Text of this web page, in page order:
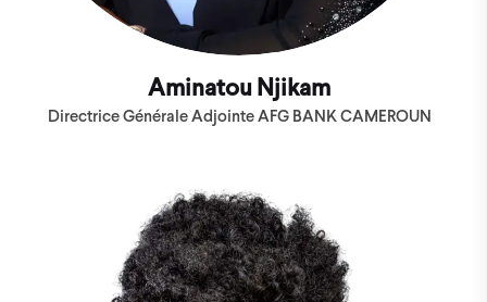
Aminatou Njikam
Directrice Générale Adjointe AFG BANK CAMEROUN